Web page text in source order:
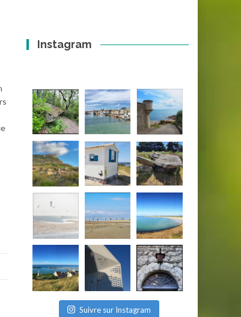
Instagram
Suivre sur Instagram